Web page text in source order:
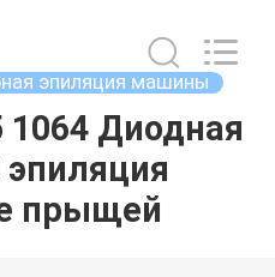
эпиляция машины
1064 Диодная
прыщей